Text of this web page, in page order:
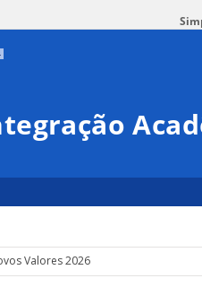
Valores 2026